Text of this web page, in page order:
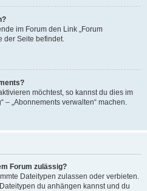
im Forum den Link „Forum
der Seite befindet.
möchtest, so kannst du dies im
– „Abonnements verwalten“ machen.
Forum zulässig?
Dateitypen zulassen oder verbieten.
du anhängen kannst und du